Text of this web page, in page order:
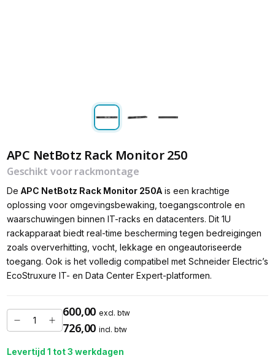
APC NetBotz Rack Monitor 250
Geschikt voor rackmontage
De APC NetBotz Rack Monitor 250Ais een krachtige
oplossing voor omgevingsbewaking, toegangscontrole en
waarschuwingen binnen IT-racks en datacenters. Dit 1U
rackapparaat biedt real-time bescherming tegen bedreigingen
zoals oververhitting, vocht, lekkage en ongeautoriseerde
toegang. Ook is het volledig compatibel met Schneider Electric’s
EcoStruxure IT- en Data Center Expert-platformen.
600,00 excl. btw
726,00 incl. btw
Levertijd 1 tot 3 werkdagen